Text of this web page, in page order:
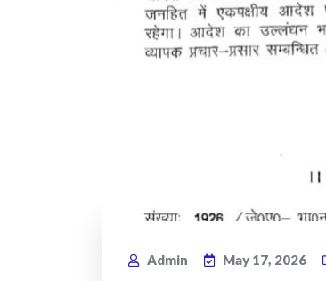
Admin May 17, 2026